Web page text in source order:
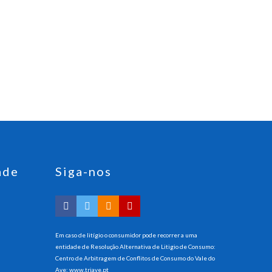
Siga-nos
Em caso de litígio o consumidor pode recorrer a uma
entidade de Resolução Alternativa de Litigio de Consumo:
Centro de Arbitragem de Conflitos de Consumo do Vale do
Ave: www.triave.pt